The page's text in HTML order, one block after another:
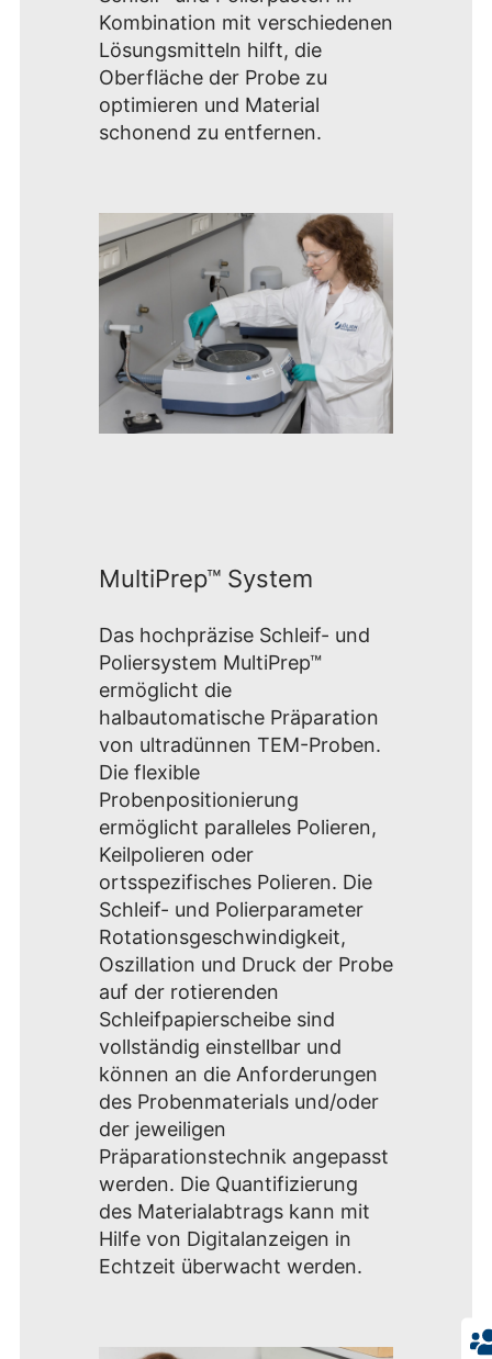
Kombination mit verschiedenen
Lösungsmitteln hilft, die
Oberfläche der Probe zu
optimieren und Material
schonend zu entfernen.
MultiPrep™ System
Das hochpräzise Schleif- und
Poliersystem MultiPrep™
ermöglicht die
halbautomatische Präparation
von ultradünnen TEM-Proben.
Die flexible
Probenpositionierung
ermöglicht paralleles Polieren,
Keilpolieren oder
ortsspezifisches Polieren. Die
Schleif- und Polierparameter
Rotationsgeschwindigkeit,
Oszillation und Druck der Probe
auf der rotierenden
Schleifpapierscheibe sind
vollständig einstellbar und
können an die Anforderungen
des Probenmaterials und/oder
der jeweiligen
Präparationstechnik angepasst
werden. Die Quantifizierung
des Materialabtrags kann mit
Hilfe von Digitalanzeigen in
Echtzeit überwacht werden.